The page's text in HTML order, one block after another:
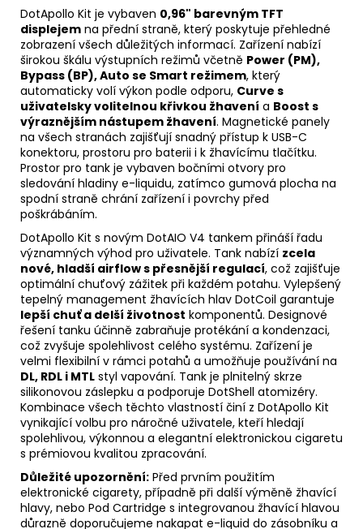
DotApollo Kit je vybaven 0,96" barevným TFT
displejem na přední straně, který poskytuje přehledné
zobrazení všech důležitých informací. Zařízení nabízí
širokou škálu výstupních režimů včetně Power (PM),
Bypass (BP), Auto se Smart režimem, který
automaticky volí výkon podle odporu, Curve s
uživatelsky volitelnou křivkou žhavení a Boost s
výraznějším nástupem žhavení. Magnetické panely
na všech stranách zajišťují snadný přístup k USB-C
konektoru, prostoru pro baterii i k žhavícímu tlačítku.
Prostor pro tank je vybaven bočními otvory pro
sledování hladiny e-liquidu, zatímco gumová plocha na
spodní straně chrání zařízení i povrchy před
poškrábáním.
DotApollo Kit s novým DotAIO V4 tankem přináší řadu
významných výhod pro uživatele. Tank nabízí zcela
nové, hladší airflows přesnější regulací, což zajišťuje
optimální chuťový zážitek při každém potahu. Vylepšený
tepelný management žhavících hlav DotCoil garantuje
lepší chuť a delší životnost komponentů. Designové
řešení tanku účinně zabraňuje protékání a kondenzaci,
což zvyšuje spolehlivost celého systému. Zařízení je
velmi flexibilní v rámci potahů a umožňuje používání na
DL, RDL i MTL styl vapování. Tank je plnitelný skrze
silikonovou záslepku a podporuje DotShell atomizéry.
Kombinace všech těchto vlastností činí z DotApollo Kit
vynikající volbu pro náročné uživatele, kteří hledají
spolehlivou, výkonnou a elegantní elektronickou cigaretu
s prémiovou kvalitou zpracování.
Důležité upozornění: Před prvním použitím
elektronické cigarety, případně při další výměně žhavící
hlavy, nebo Pod Cartridge s integrovanou žhavící hlavou
důrazně doporučujeme nakapat e-liquid do zásobníku a